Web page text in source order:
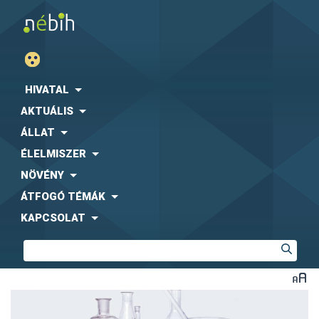
HIVATAL
AKTUÁLIS
ÁLLAT
ÉLELMISZER
NÖVÉNY
ÁTFOGÓ TÉMÁK
KAPCSOLAT